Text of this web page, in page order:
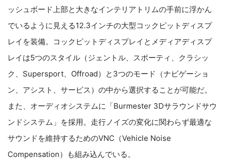
ッシュボード上部と大きなインテリアトリムの手前に浮かん
でいるように見える12.3インチの大型コックピットディスプ
レイを装備。コックピットディスプレイとメディアディスプ
レイは5つのスタイル（ジェントル、スポーティ、クラシッ
ク、Supersport、Offroad）と3つのモード（ナビゲーショ
ン、アシスト、サービス）の中から選択することが可能だ。
また、オーディオシステムに「Burmester 3Dサラウンドサウ
ンドシステム」を採用。走行ノイズの変化に関わらず最適な
サウンドを維持するためのVNC（Vehicle Noise
Compensation）も組み込んでいる。